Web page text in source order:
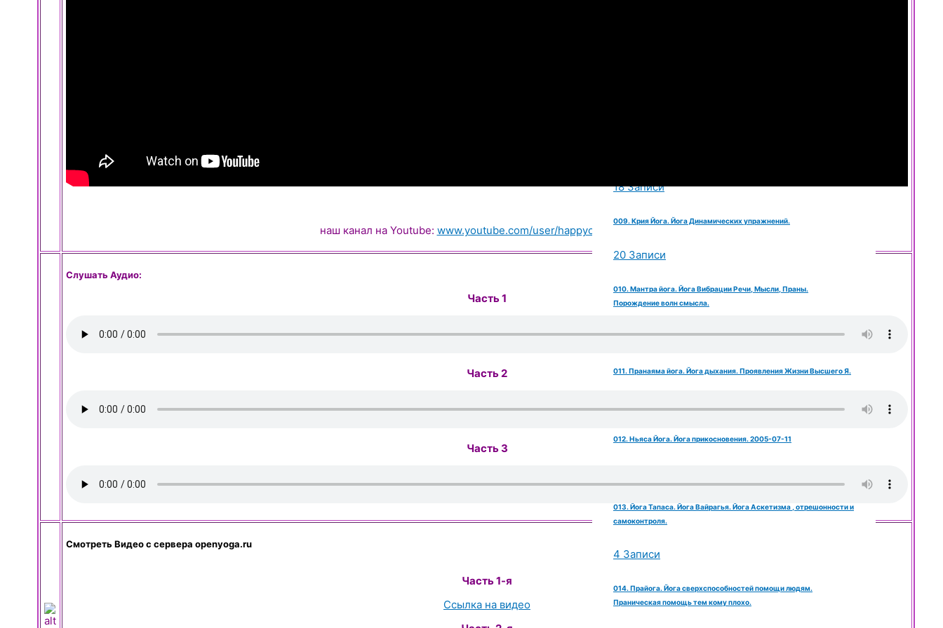
наш канал на Youtube: www.youtube.com/user/happyogahappyoga
Слушать Аудио:
Часть 1
Часть 2
Часть 3
Смотреть Видео с сервера openyoga.ru
Часть 1-я
Ссылка на видео
18 Записи
009. Крия Йога. Йога Динамических упражнений.
20 Записи
010. Мантра йога. Йога Вибрации Речи, Мысли, Праны.
Порождение волн смысла.
23 Записи
011. Пранаяма йога. Йога дыхания. Проявления Жизни Высшего Я.
012. Ньяса Йога. Йога прикосновения. 2005-07-11
013. Йога Тапаса. Йога Вайрагья. Йога Аскетизма , отрешонности и
самоконтроля.
4 Записи
014. Прайога. Йога сверхспособностей помощи людям.
Праническая помощь тем кому плохо.